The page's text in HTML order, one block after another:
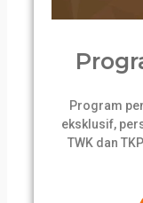
Program
eksklusif,
TWK dan